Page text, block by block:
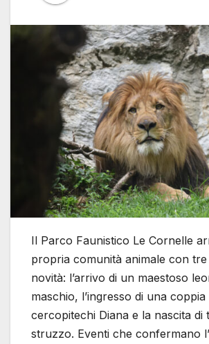
Il Parco Faunistico Le Cornelle
propria comunità animale con
novità: l’arrivo di un maestoso
maschio, l’ingresso di una coppia
cercopitechi Diana e la nascita di
struzzo. Eventi che confermano